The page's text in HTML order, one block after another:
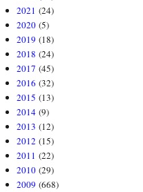
2021 (24)
2020(5)
2019 (18)
2018 (24)
2017 (45)
2016 (32)
2015 (13)
2014(9)
2013 (12)
2012 (15)
2011 (22)
2010(29)
2009 (668)